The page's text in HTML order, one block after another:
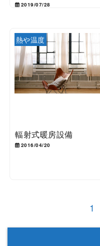
2019/07/28
熱や温度
輻射式暖房設備
2016/04/20
1